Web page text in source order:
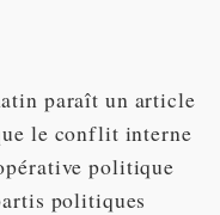
paraît un article
le conflit interne
politique
politiques